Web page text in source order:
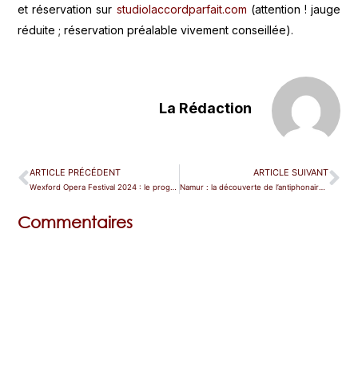
et réservation sur studiolaccordparfait.com (attention ! jauge
réduite ; réservation préalable vivement conseillée).
La Rédaction
ARTICLE PRÉCÉDENT ARTICLE SUIVANT
Namur : la découverte de l’antiphonaire de Salzinnes
Commentaires